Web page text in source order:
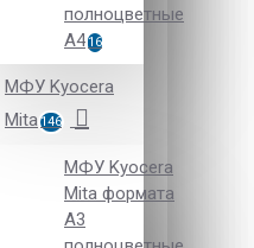
полноцветные
А416
МФУ Kyocera
Mita146
МФУ Kyocera
Mita формата
A3